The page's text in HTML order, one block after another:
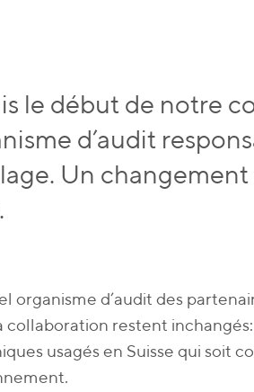
le début de notre
d’audit
Un changement
organisme d’audit des
collaboration restent
usagés en Suisse qui soit